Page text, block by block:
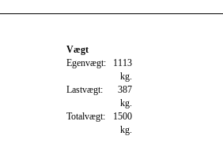
Vægt
Egenvægt: 1113
kg.
Lastvægt:
387
kg.
Totalvægt:
1500
kg.